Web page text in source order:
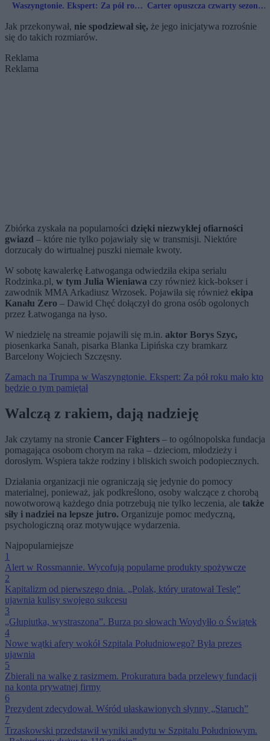
Waszyngtonie. Ekspert: Za pół roku Carter opuszcza czwarty sezon
Jak przekonywał, nie spodziewał się, że jego inicjatywa rozrośnie
się do takich rozmiarów.
Reklama
Reklama
Zbiórka zyskała na popularności dzięki niezwykłej ofiarności
gwiazd – które nie tylko pojawiały się w transmisji. Niektóre
dorzucały do wirtualnej puszki niemałe kwoty.
W sobotę kawalerkę Łatwoganga odwiedziła ekipa serialu
Rodzinka.pl, w tym Julia Wieniawa czy również kick-bokser i
zawodnik MMA Arkadiusz Wrzosek. Pojawiła się również ekipa
Kanału Zero – Dawid Chęć dołączył do grona osób ogolonych
przez Łatwoganga na łyso.
W niedzielę na streamie pojawili się m.in. aktor Borys Szyc,
piosenkarka Sanah, pisarka Blanka Lipińska czy bramkarz
Barcelony Wojciech Szczęsny.
Zamach na Trumpa w Waszyngtonie. Ekspert: Za pół roku mało kto
będzie o tym pamiętał
Walczą z rakiem, dają nadzieję
Jak czytamy na stronie Cancer Fighters – to ogólnopolska fundacja
pomagająca osobom chorym na raka – dzieciom, młodzieży i
dorosłym. Wspiera także rodziny i bliskich swoich podopiecznych.
Działania organizacji nie ograniczają się jedynie do pomocy
materialnej, ponieważ, jak podkreślono, osoby walczące z chorobą
nowotworową każdego dnia potrzebują nie tylko leczenia, ale także
siły i nadziei na lepsze jutro. Organizuje pomoc medyczną,
psychologiczną oraz motywujące wydarzenia.
Najpopularniejsze
1
Alert w Rossmannie. Wycofują popularne produkty spożywcze
2
Kapitalizm od pierwszego dnia. „Polak, który uratował Teslę”
ujawnia kulisy swojego sukcesu
3
„Głupiutka, wystraszona”. Burza po słowach Woydyłło o Świątek
4
Nowe wątki afery wokół Szpitala Południowego? Była prezes
ujawnia
5
Zbierali na walkę z rasizmem. Prokuratura bada przelewy fundacji
na konta prywatnej firmy
6
Prezydent zdecydował. Wśród ułaskawionych słynny „Staruch”
7
Trzaskowski przedstawił wyniki audytu w Szpitalu Południowym.